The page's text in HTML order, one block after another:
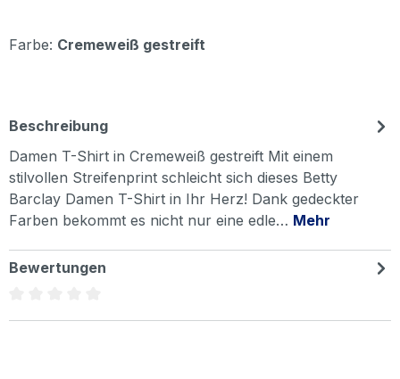
Farbe: Cremeweiß gestreift
Beschreibung
Damen T-Shirt in Cremeweiß gestreift Mit einem
stilvollen Streifenprint schleicht sich dieses Betty
Barclay Damen T-Shirt in Ihr Herz! Dank gedeckter
Farben bekommt es nicht nur eine edle… Mehr
Bewertungen